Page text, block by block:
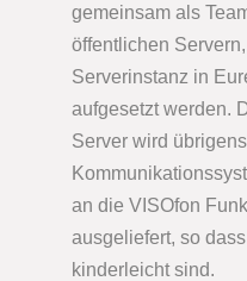
gemeinsam als
öffentlichen
Serverinstanz in
aufgesetzt werden.
Server wird
an die VISOfon
ausgeliefert, so
kinderleicht sind.